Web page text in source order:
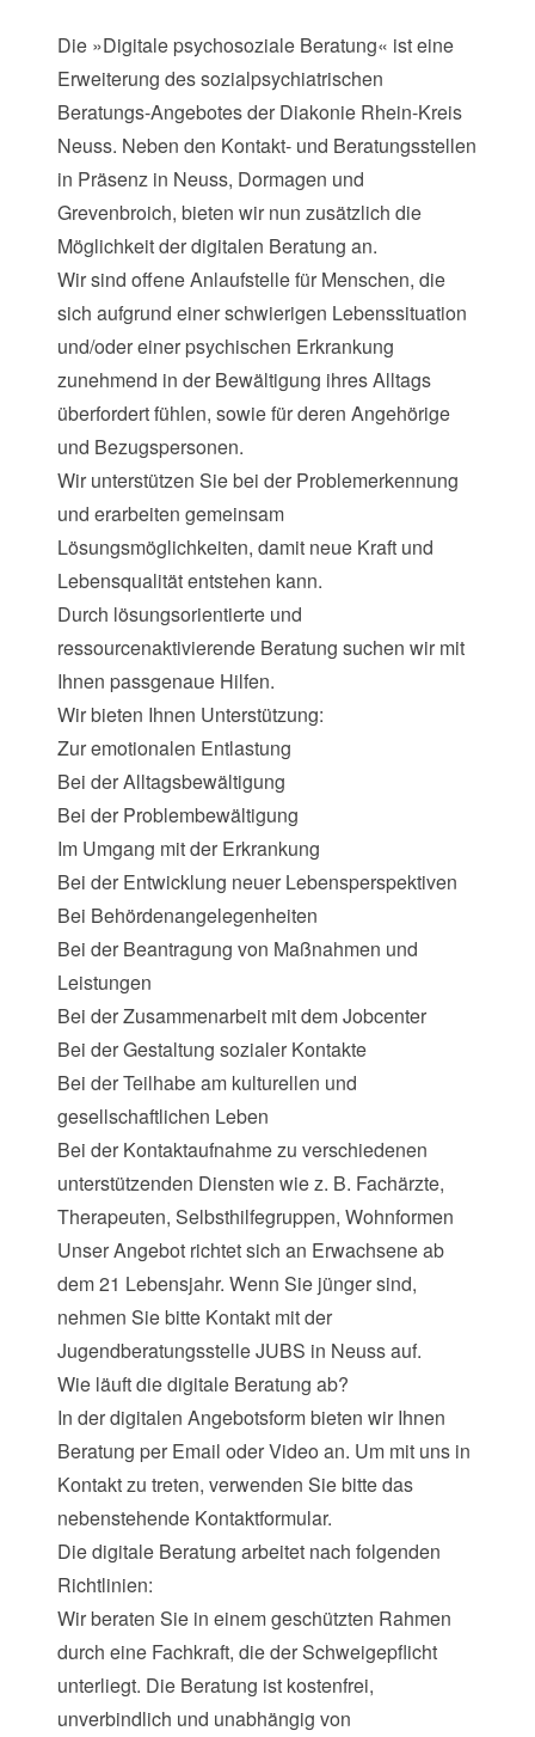
Die »Digitale psychosoziale Beratung« ist eine
Erweiterung des sozialpsychiatrischen
Beratungs-Angebotes der Diakonie Rhein-Kreis
Neuss. Neben den Kontakt- und Beratungsstellen
in Präsenz in Neuss, Dormagen und
Grevenbroich, bieten wir nun zusätzlich die
Möglichkeit der digitalen Beratung an.
Wir sind offene Anlaufstelle für Menschen, die
sich aufgrund einer schwierigen Lebenssituation
und/oder einer psychischen Erkrankung
zunehmend in der Bewältigung ihres Alltags
überfordert fühlen, sowie für deren Angehörige
und Bezugspersonen.
Wir unterstützen Sie bei der Problemerkennung
und erarbeiten gemeinsam
Lösungsmöglichkeiten, damit neue Kraft und
Lebensqualität entstehen kann.
Durch lösungsorientierte und
ressourcenaktivierende Beratung suchen wir mit
Ihnen passgenaue Hilfen.
Wir bieten Ihnen Unterstützung:
Zur emotionalen Entlastung
Bei der Alltagsbewältigung
Bei der Problembewältigung
Im Umgang mit der Erkrankung
Bei der Entwicklung neuer Lebensperspektiven
Bei Behördenangelegenheiten
Bei der Beantragung von Maßnahmen und
Leistungen
Bei der Zusammenarbeit mit dem Jobcenter
Bei der Gestaltung sozialer Kontakte
Bei der Teilhabe am kulturellen und
gesellschaftlichen Leben
Bei der Kontaktaufnahme zu verschiedenen
unterstützenden Diensten wie z. B. Fachärzte,
Therapeuten, Selbsthilfegruppen, Wohnformen
Unser Angebot richtet sich an Erwachsene ab
dem 21 Lebensjahr. Wenn Sie jünger sind,
nehmen Sie bitte Kontakt mit der
Jugendberatungsstelle JUBS in Neussauf.
Wie läuft die digitale Beratung ab?
In der digitalen Angebotsform bieten wir Ihnen
Beratung per Email oder Video an. Um mit uns in
Kontakt zu treten, verwenden Sie bitte das
nebenstehende Kontaktformular.
Die digitale Beratung arbeitet nach folgenden
Richtlinien:
Wir beraten Sie in einem geschützten Rahmen
durch eine Fachkraft, die der Schweigepflicht
unterliegt. Die Beratung ist kostenfrei,
unverbindlich und unabhängig von